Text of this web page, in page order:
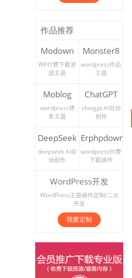
作品推荐
Modown
WP付费下载资
源主题
Monster8
wordpress作品
主题
Moblog
wordpress博
客主题
ChatGPT
chatgpt AI自动
创作
DeepSeek
deepseek AI自
动创作
Erphpdown
wordpress付费
下载插件
WordPress开发
WordPress主题插件定制/二次
开发
我要定制